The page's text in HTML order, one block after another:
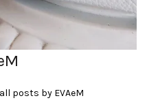
posts by EVAeM